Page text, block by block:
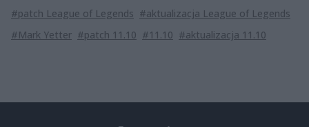
#patch League of Legends #aktualizacja League of Legends
#Mark Yetter #patch 11.10 #11.10 #aktualizacja 11.10